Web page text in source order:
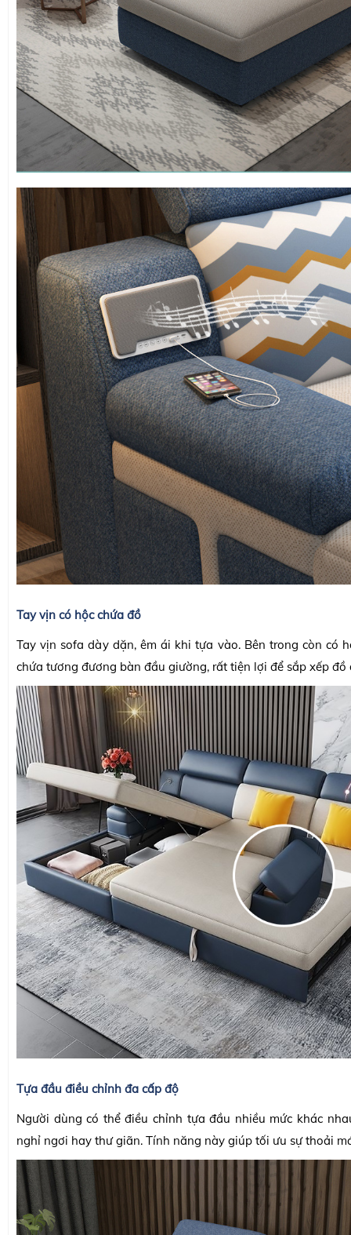
Tay vịn có hộc chứa đồ
Tay vịn sofa dày dặn, êm ái khi tựa vào. Bên trong còn có
chứa tương đương bàn đầu giường, rất tiện lợi để sắp xếp đồ
Tựa đầu điều chỉnh đa cấp độ
Người dùng có thể điều chỉnh tựa đầu nhiều mức khác
nghỉ ngơi hay thư giãn. Tính năng này giúp tối ưu sự thoải